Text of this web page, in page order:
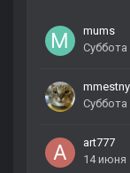
mums
Суббота
Суббота
art777
14 июня